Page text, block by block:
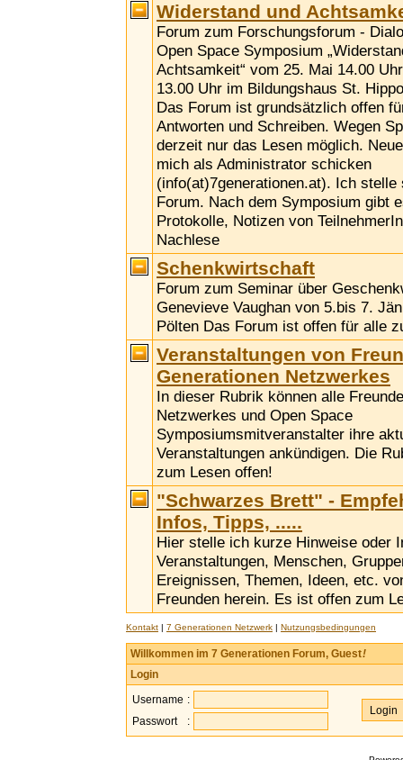
Widerstand und
Forum zum Forschungsforum -
Open Space Symposium
Achtsamkeit“ vom 25. Mai 14.00
13.00 Uhr im Bildungshaus St.
Das Forum ist grundsätzlich offen
Antworten und Schreiben. Wegen
derzeit nur das Lesen möglich.
mich als Administrator schicken
(info(at)7generationen.at). Ich stelle
Forum. Nach dem Symposium gibt
Protokolle, Notizen von
Nachlese
Schenkwirtschaft
Forum zum Seminar über
Genevieve Vaughan von 5.bis 7.
Pölten Das Forum ist offen für alle
Veranstaltungen von
Generationen Netzwerkes
In dieser Rubrik können alle
Netzwerkes und Open Space
Symposiumsmitveranstalter ihre
Veranstaltungen ankündigen. Die
zum Lesen offen!
"Schwarzes Brett" -
Infos, Tipps, .....
Hier stelle ich kurze Hinweise oder
Veranstaltungen, Menschen,
Ereignissen, Themen, Ideen, etc.
Freunden herein. Es ist offen zum
Kontakt | 7 Generationen Netzwerk | Nutzungsbedingungen
Willkommen im 7 Generationen Forum, Guest!
Login
Username :
Passwort
: